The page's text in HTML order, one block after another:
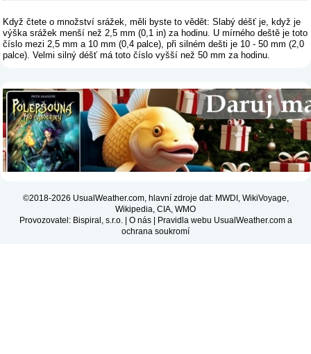
Když čtete o množství srážek, měli byste to vědět: Slabý déšť je, když je
výška srážek menší než 2,5 mm (0,1 in) za hodinu. U mírného deště je toto
číslo mezi 2,5 mm a 10 mm (0,4 palce), při silném dešti je 10 - 50 mm (2,0
palce). Velmi silný déšť má toto číslo vyšší než 50 mm za hodinu.
©2018-2026 UsualWeather.com, hlavní zdroje dat: MWDI, WikiVoyage,
Wikipedia, CIA, WMO
Provozovatel: Bispiral, s.r.o. | O nás| Pravidla webu UsualWeather.com a
ochrana soukromí